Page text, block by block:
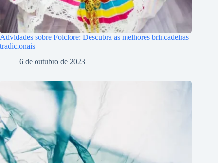
Atividades sobre Folclore: Descubra as melhores brincadeiras
tradicionais
6 de outubro de 2023